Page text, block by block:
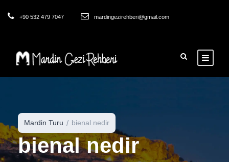
+90 532 479 7047 mardingezirehberi@gmail.com
Mardin Turu bienal nedir
bienal nedir